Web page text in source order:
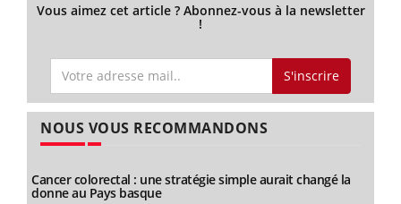
Vous aimez cet article ? Abonnez-vous à la newsletter
!
S'inscrire
NOUS VOUS RECOMMANDONS
Cancer colorectal : une stratégie simple aurait changé la
donne au Pays basque